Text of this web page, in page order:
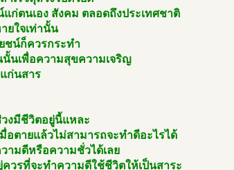
ก่ตนเอง สังคม ตลอดถึงประเทศชาติ
ยใจเท่านั้น
ชน์ก็ควรกระทำ
นเพื่อความสุขความเจริญ
ก่นสาร
วงมีชีวิตอยู่นี้แหละ
อตายแล้วไม่สามารถจะทำดีอะไรได้
ามดีหรือความชั่วได้เลย
วรที่จะทำความดีใช้ชีวิตให้เป็นสาระ